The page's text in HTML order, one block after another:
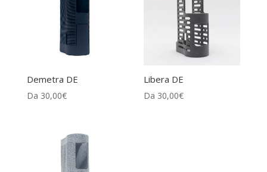
Demetra DE
Da 30,00€
Libera DE
Da 30,00€